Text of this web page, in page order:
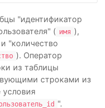
"идентификатор
( имя ),
"количество
). Оператор
из таблицы
строками из
".